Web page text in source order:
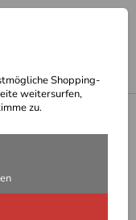
Shopping-
weitersurfen,
zu.